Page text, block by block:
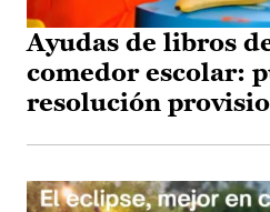
Ayudas de libros
comedor escolar:
resolución